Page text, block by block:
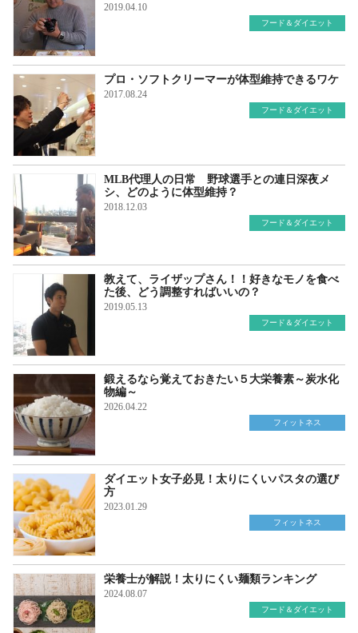
2019.04.10
フード＆ダイエット
プロ・ソフトクリーマーが体型維持できるワケ
2017.08.24
フード＆ダイエット
MLB代理人の日常 野球選手との連日深夜メ
シ、どのように体型維持？
2018.12.03
フード＆ダイエット
教えて、ライザップさん！！好きなモノを食べ
た後、どう調整すればいいの？
2019.05.13
フード＆ダイエット
鍛えるなら覚えておきたい５大栄養素～炭水化
物編～
2026.04.22
フィットネス
ダイエット女子必見！太りにくいパスタの選び
方
2023.01.29
フィットネス
栄養士が解説！太りにくい麺類ランキング
2024.08.07
フード＆ダイエット